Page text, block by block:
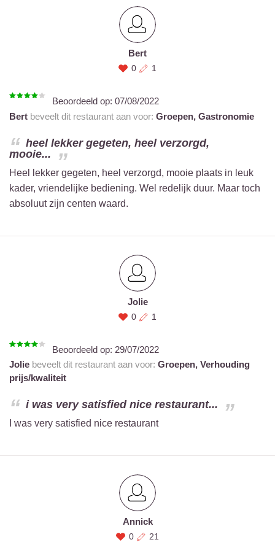
Bert
0 1
Beoordeeld op: 07/08/2022
Bert beveelt dit restaurant aan voor: Groepen, Gastronomie
heel lekker gegeten, heel verzorgd,
mooie...
Heel lekker gegeten, heel verzorgd, mooie plaats in leuk
kader, vriendelijke bediening. Wel redelijk duur. Maar toch
absoluut zijn centen waard.
Jolie
0 1
Beoordeeld op: 29/07/2022
Jolie beveelt dit restaurant aan voor: Groepen, Verhouding
prijs/kwaliteit
i was very satisfied nice restaurant...
I was very satisfied nice restaurant
Annick
0 21